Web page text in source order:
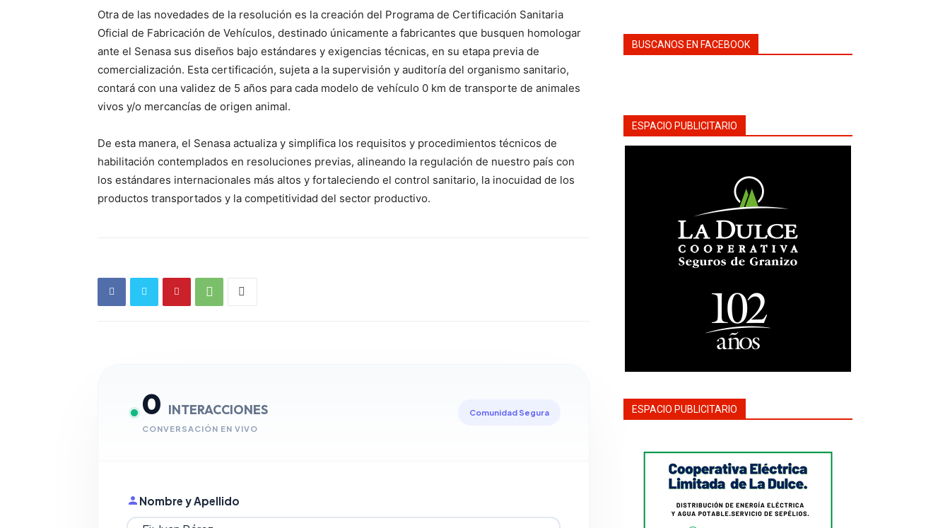
Otra de las novedades de la resolución es la creación del Programa de Certificación Sanitaria
Oficial de Fabricación de Vehículos, destinado únicamente a fabricantes que busquen homologar
ante el Senasa sus diseños bajo estándares y exigencias técnicas, en su etapa previa de
comercialización. Esta certificación, sujeta a la supervisión y auditoría del organismo sanitario,
contará con una validez de 5 años para cada modelo de vehículo 0 km de transporte de animales
vivos y/o mercancías de origen animal.
De esta manera, el Senasa actualiza y simplifica los requisitos y procedimientos técnicos de
habilitación contemplados en resoluciones previas, alineando la regulación de nuestro país con
los estándares internacionales más altos y fortaleciendo el control sanitario, la inocuidad de los
productos transportados y la competitividad del sector productivo.
0 INTERACCIONES
CONVERSACIÓN EN VIVO
Comunidad Segura
Nombre y Apellido
BUSCANOS EN FACEBOOK
ESPACIO PUBLICITARIO
ESPACIO PUBLICITARIO